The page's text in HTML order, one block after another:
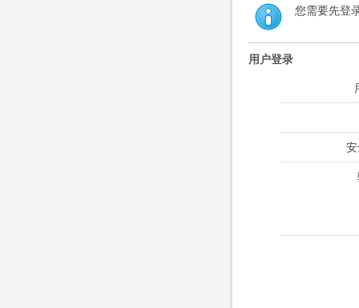
您需要先登
用户登录